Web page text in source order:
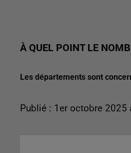
À QUEL POINT LE
Les départements sont
Publié : 1er octobre 2025